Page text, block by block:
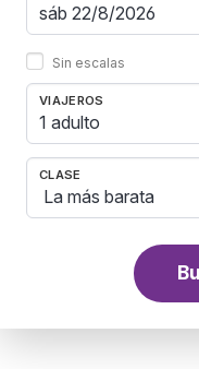
Sin escalas
VIAJEROS
1 adulto
CLASE